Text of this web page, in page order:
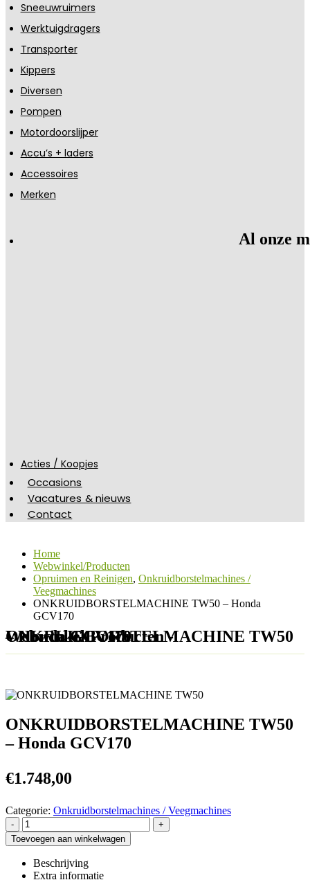
Sneeuwruimers
Werktuigdragers
Transporter
Kippers
Diversen
Pompen
Motordoorslijper
Accu’s + laders
Accessoires
Merken
Al onze
Acties / Koopjes
Occasions
Vacatures & nieuws
Contact
Home
Webwinkel/Producten
Opruimen en Reinigen, Onkruidborstelmachines /
Veegmachines
ONKRUIDBORSTELMACHINE TW50 – Honda
GCV170
Webwinkel/Producten - ONKRUIDBORSTELMACHINE TW50 – Honda GCV170
ONKRUIDBORSTELMACHINE TW50
– Honda GCV170
€1.748,00
Categorie: Onkruidborstelmachines / Veegmachines
-
+
Toevoegen aan winkelwagen
Beschrijving
Extra informatie